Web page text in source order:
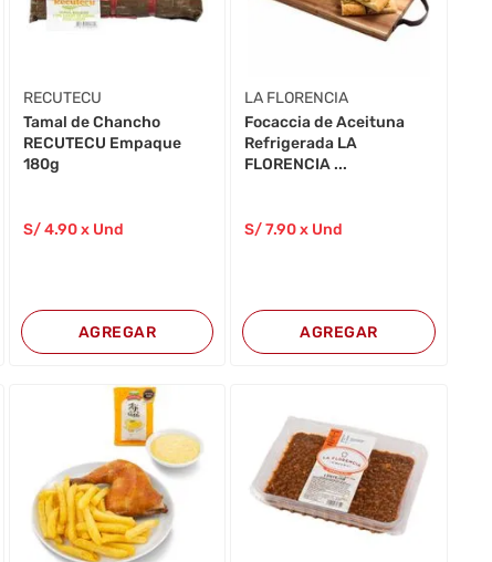
RECUTECU
Tamal de Chancho
RECUTECU Empaque
180g
S/4.90x Und
AGREGAR
LA FLORENCIA
Focaccia de Aceituna
Refrigerada LA
FLORENCIA ...
S/7.90x Und
AGREGAR